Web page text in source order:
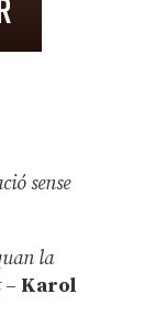
sense
la
– Karol